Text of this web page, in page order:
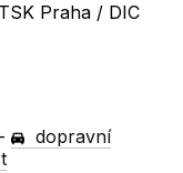
Praha / DIC
-
dopravní